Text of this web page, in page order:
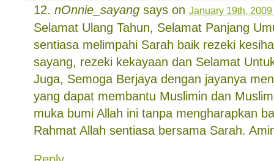
nOnnie_sayang says on January 19th,
Selamat Ulang Tahun, Selamat Panjang
sentiasa melimpahi Sarah baik rezeki
sayang, rezeki kekayaan dan Selamat
Juga, Semoga Berjaya dengan jayanya
yang dapat membantu Muslimin dan
muka bumi Allah ini tanpa mengharapkan
Rahmat Allah sentiasa bersama Sarah.